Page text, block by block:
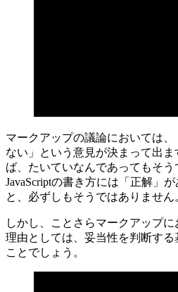
マークアップの議論においては
ない」という意見が決まって出
ば、たいていなんであってもそう
JavaScriptの書き方には「正解」
と、必ずしもそうではありません
しかし、ことさらマークアップ
理由としては、妥当性を判断する
ことでしょう。